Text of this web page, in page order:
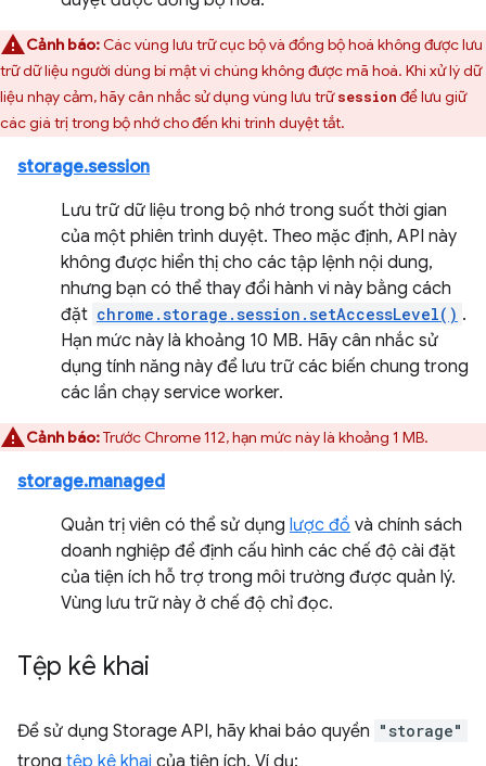
Cảnh báo:Các vùng lưu trữ cục bộ và đồng bộ hoá không được lưu
trữ dữ liệu người dùng bí mật vì chúng không được mã hoá. Khi xử lý dữ
liệu nhạy cảm, hãy cân nhắc sử dụng vùng lưu trữsession để lưu giữ
các giá trị trong bộ nhớ cho đến khi trình duyệt tắt.
storage.session
Lưu trữ dữ liệu trong bộ nhớ trong suốt thời gian
của một phiên trình duyệt. Theo mặc định, API này
không được hiển thị cho các tập lệnh nội dung,
nhưng bạn có thể thay đổi hành vi này bằng cách
đặt chrome.storage.session.setAccessLevel() .
Hạn mức này là khoảng 10 MB. Hãy cân nhắc sử
dụng tính năng này để lưu trữ các biến chung trong
các lần chạy service worker.
Cảnh báo:Trước Chrome 112, hạn mức này là khoảng 1 MB.
storage.managed
Quản trị viên có thể sử dụng lược đồ và chính sách
doanh nghiệp để định cấu hình các chế độ cài đặt
của tiện ích hỗ trợ trong môi trường được quản lý.
Vùng lưu trữ này ở chế độ chỉ đọc.
Tệp kê khai
Để sử dụng Storage API, hãy khai báo quyền "storage"
trong tệp kê khai của tiện ích. Ví dụ: